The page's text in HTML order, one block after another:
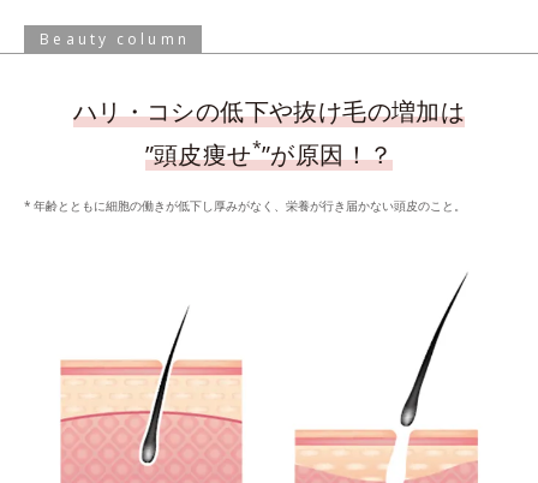
Beauty column
ハリ・コシの低下や抜け毛の増加は
”頭皮痩せ*”が原因！？
年齢とともに細胞の働きが低下し厚みがなく、栄養が行き届かない頭皮のこと。